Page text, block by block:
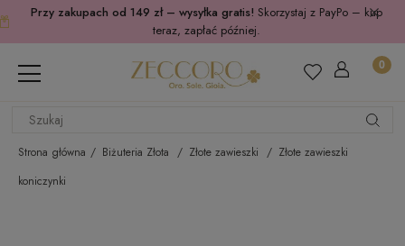
Przy zakupach od 149 zł – wysyłka gratis! Skorzystaj z PayPo – kup
teraz, zapłać później.
Strona główna Biżuteria Złota Złote zawieszki
Złote zawieszki
koniczynki